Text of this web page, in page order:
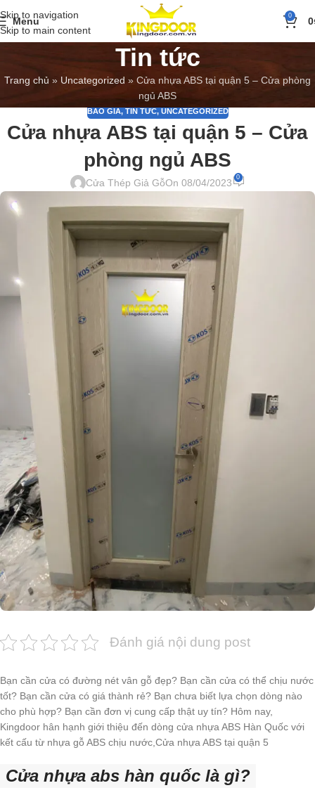
Skip to navigation
Skip to main content
Menu 0 0
Tin tức
Trang chủ » Uncategorized » Cửa nhựa ABS tại quận 5 – Cửa phòng
ngủ ABS
BÁO GIÁ, TIN TỨC, UNCATEGORIZED
Cửa nhựa ABS tại quận 5 – Cửa
phòng ngủ ABS
Cửa Thép Giả GỗOn 08/04/2023 0
Đánh giá nội dung post
Bạn cần cửa có đường nét vân gỗ đẹp? Bạn cần cửa có thể chịu nước
tốt? Bạn cần cửa có giá thành rẻ? Bạn chưa biết lựa chọn dòng nào
cho phù hợp? Bạn cần đơn vị cung cấp thật uy tín? Hôm nay,
Kingdoor hân hạnh giới thiệu đến dòng cửa nhựa ABS Hàn Quốc với
kết cấu từ nhựa gỗ ABS chịu nước,Cửa nhựa ABS tại quận 5
Cửa nhựa abs hàn quốc là gì?